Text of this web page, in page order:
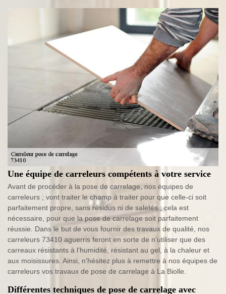
Une équipe de carreleurs compétents à votre service
Avant de procéder à la pose de carrelage, nos équipes de
carreleurs ; vont traiter le champ à traiter pour que celle-ci soit
parfaitement propre, sans résidus ni de saletés ; cela est
nécessaire, pour que la pose de carrelage soit parfaitement
réussie. Dans le but de vous fournir des travaux de qualité, nos
carreleurs 73410 aguerris feront en sorte de n’utiliser que des
carreaux résistants à l’humidité, résistant au gel, à la chaleur et
aux moisissures. Ainsi, n’hésitez plus à remettre à nos équipes de
carreleurs vos travaux de pose de carrelage à La Biolle.
Différentes techniques de pose de carrelage avec